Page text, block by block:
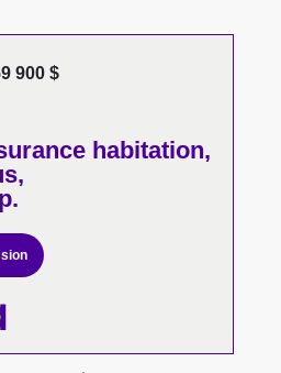
900 $
habitation,